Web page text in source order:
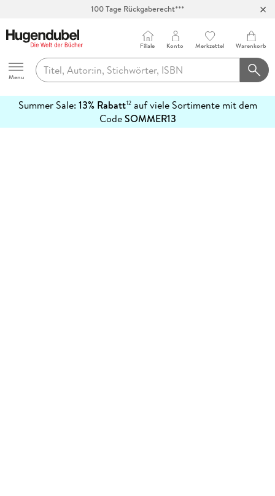
100 Tage Rückgaberecht***
Hugendubel
Menu
Filiale Konto Merkzettel Warenkorb
Summer Sale: 13% Rabatt12auf viele Sortimente mit dem
CodeSOMMER13
erfahren